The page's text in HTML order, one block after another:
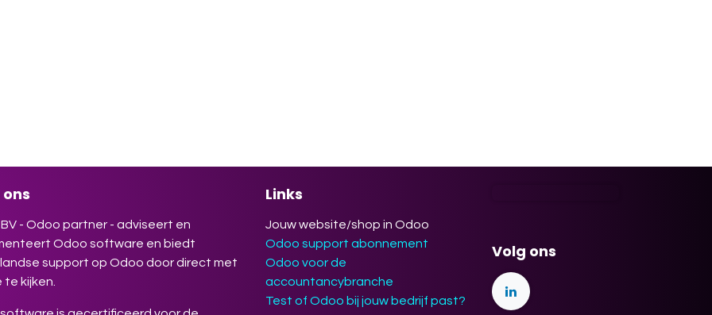
- Odoo partner - adviseert en
Odoo software en biedt
support op Odoo door direct met
te kijken.
Links
Jouw website/shop in Odoo
Odoo support abonnement
Odoo voor de
accountancybranche
Test of Odoo bij jouw bedrijf past?
Volg ons